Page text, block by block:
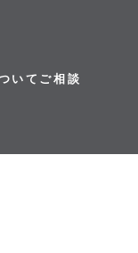
いてご相談